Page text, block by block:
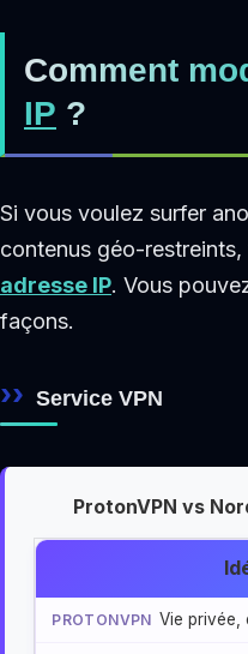
Comment
IP ?
Si vous voulez surfer
contenus géo-
adresse IP. Vous
façons.
Service VPN
ProtonVPN vs
Vie privée,